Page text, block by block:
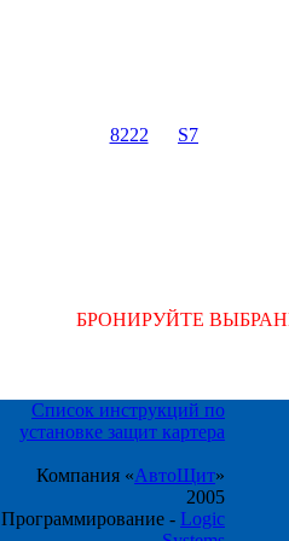
8222 S7
БРОНИРУЙТЕ
Список инструкций по
установке защит картера
Компания «АвтоЩит»
2005
Программирование - Logic